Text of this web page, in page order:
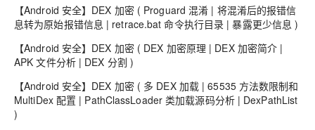
【Android 安全】DEX 加密 ( Proguard 混淆 | 将混淆后的报错信
息转为原始报错信息 | retrace.bat 命令执行目录 | 暴露更少信息 )
【Android 安全】DEX 加密 ( DEX 加密原理 | DEX 加密简介 |
APK 文件分析 | DEX 分割 )
【Android 安全】DEX 加密 ( 多 DEX 加载 | 65535 方法数限制和
MultiDex 配置 | PathClassLoader 类加载源码分析 | DexPathList
)